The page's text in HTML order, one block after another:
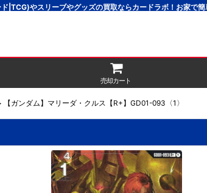
|TCG)やスリーブやグッズの買取ならカードラボ！お家で
売却カート
【ガンダム】マリーダ・クルス【R+】GD01-093〈1〉